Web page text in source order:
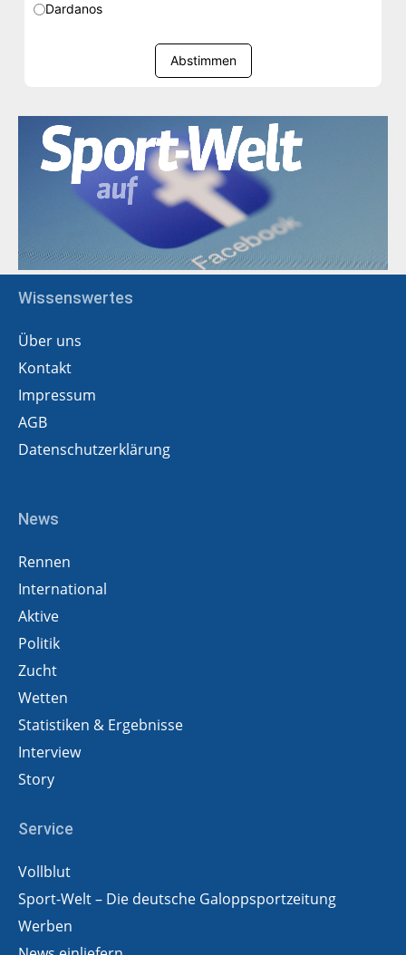
Dardanos
Abstimmen
Wissenswertes
Über uns
Kontakt
Impressum
AGB
Datenschutzerklärung
News
Rennen
International
Aktive
Politik
Zucht
Wetten
Statistiken & Ergebnisse
Interview
Story
Service
Vollblut
Sport-Welt – Die deutsche Galoppsportzeitung
Werben